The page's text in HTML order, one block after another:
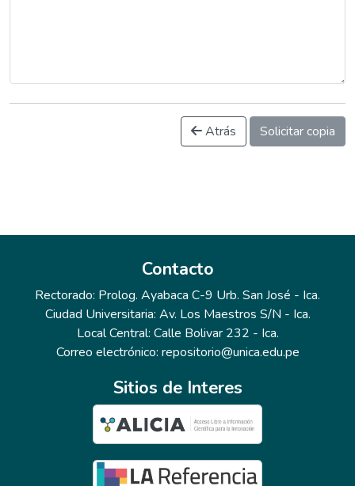
Atrás Solicitar copia
Contacto
Rectorado: Prolog. Ayabaca C-9 Urb. San José - Ica.
Ciudad Universitaria: Av. Los Maestros S/N - Ica.
Local Central: Calle Bolivar 232 - Ica.
Correo electrónico: repositorio@unica.edu.pe
Sitios de Interes